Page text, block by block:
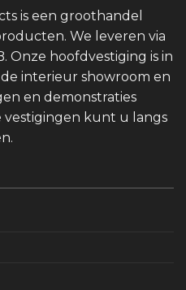
is een groothandel
We leveren via
Onze hoofdvestiging is in
interieur showroom en
en demonstraties
vestigingen kunt u langs